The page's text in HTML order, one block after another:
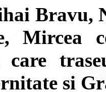
Bravu,
Mircea
care
si